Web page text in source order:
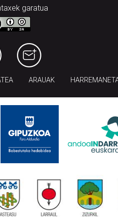
garatua
ARAUAK